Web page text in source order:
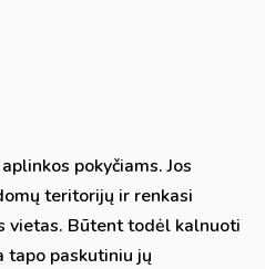
pokyčiams. Jos
teritorijų ir renkasi
vietas. Būtent todėl kalnuoti
tapo paskutiniu jų